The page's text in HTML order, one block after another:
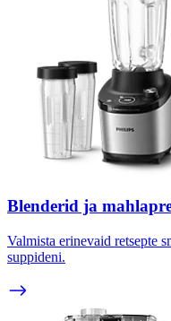
Blenderid ja
Valmista erinevaid retsepte
suppideni.